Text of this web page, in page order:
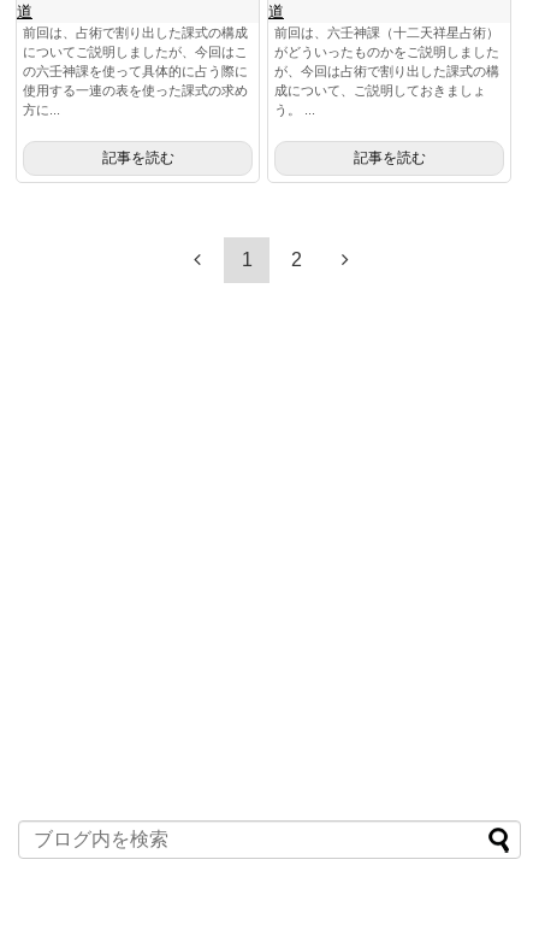
道
前回は、占術で割り出した課式の構成
についてご説明しましたが、今回はこ
の六壬神課を使って具体的に占う際に
使用する一連の表を使った課式の求め
方に...
記事を読む
道
前回は、六壬神課（十二天祥星占術）
がどういったものかをご説明しました
が、今回は占術で割り出した課式の構
成について、ご説明しておきましょ
う。 ...
記事を読む
1 2